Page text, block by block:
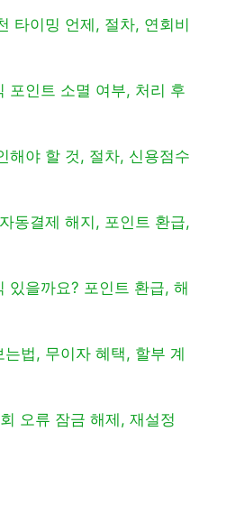
타이밍 언제, 절차, 연회비
포인트 소멸 여부, 처리 후
해야 할 것, 절차, 신용점수
동결제 해지, 포인트 환급,
있을까요? 포인트 환급, 해
법, 무이자 혜택, 할부 계
오류 잠금 해제, 재설정